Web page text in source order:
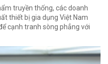
truyền thống, các doanh
thiết bị gia dụng Việt Nam
cạnh tranh sòng phẳng với